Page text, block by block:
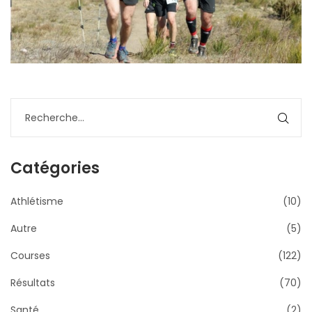
Catégories
Athlétisme
(10)
Autre
(5)
Courses
(122)
Résultats
(70)